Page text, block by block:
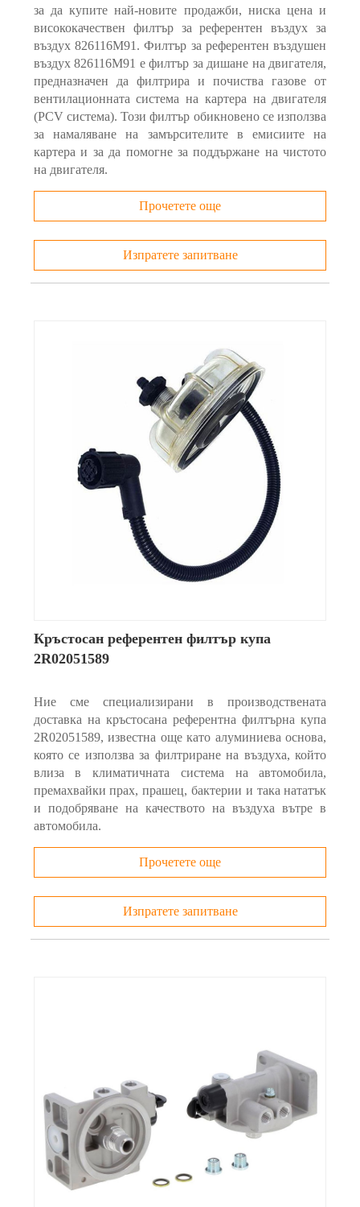
за да купите най-новите продажби, ниска цена и
висококачествен филтър за референтен въздух за
въздух 826116M91. Филтър за референтен въздушен
въздух 826116M91 е филтър за дишане на двигателя,
предназначен да филтрира и почиства газове от
вентилационната система на картера на двигателя
(PCV система). Този филтър обикновено се използва
за намаляване на замърсителите в емисиите на
картера и за да помогне за поддържане на чистото
на двигателя.
Прочетете още
Изпратете запитване
Кръстосан референтен филтър купа
2R02051589
Ние сме специализирани в производствената
доставка на кръстосана референтна филтърна купа
2R02051589, известна още като алуминиева основа,
която се използва за филтриране на въздуха, който
влиза в климатичната система на автомобила,
премахвайки прах, прашец, бактерии и така нататък
и подобряване на качеството на въздуха вътре в
автомобила.
Прочетете още
Изпратете запитване